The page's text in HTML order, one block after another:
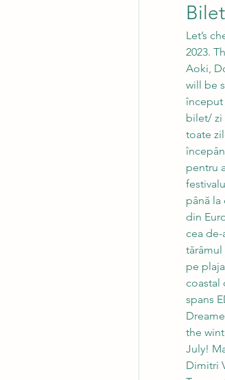
Let’s
2023.
Aoki,
will be
început
bilet/ zi
toate
pentru
până la
din
cea
tărâmul
pe
coastal
spans
the
July!
Dimitri